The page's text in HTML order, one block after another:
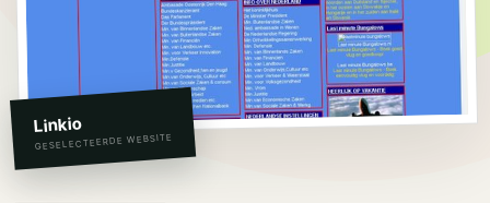
Linkio
GESELECTEERDE WEBSITE